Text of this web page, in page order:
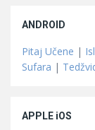
ANDROID
Pitaj Učene |
Sufara |
APPLE iOS